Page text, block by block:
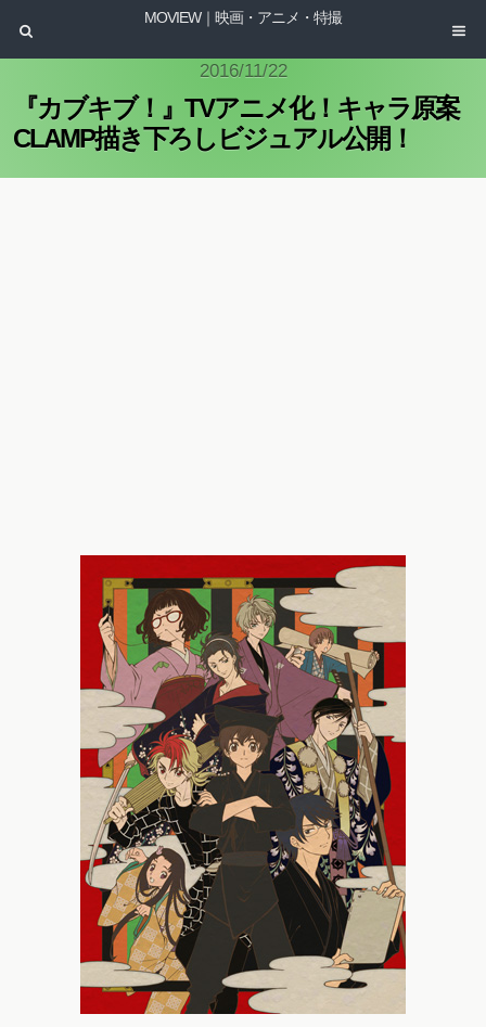
MOVIEW｜映画・アニメ・特撮
2016/11/22
『カブキブ！』TVアニメ化！キャラ原案
CLAMP描き下ろしビジュアル公開！